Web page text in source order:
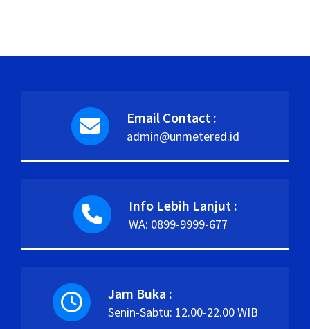
Email Contact :
admin@unmetered.id
Info Lebih Lanjut :
WA: 0899-9999-677
Jam Buka :
Senin-Sabtu: 12.00-22.00 WIB